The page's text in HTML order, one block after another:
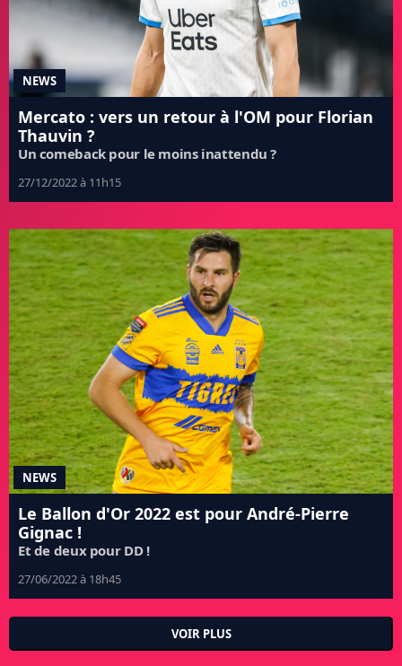
NEWS
Mercato : vers un retour à l'OM pour Florian
Thauvin ?
Un comeback pour le moins inattendu ?
27/12/2022 à 11h15
NEWS
Le Ballon d'Or 2022 est pour André-Pierre
Gignac !
Et de deux pour DD !
27/06/2022 à 18h45
VOIR PLUS